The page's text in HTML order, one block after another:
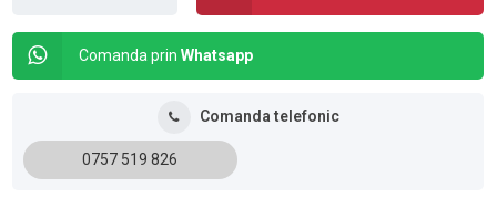
Comanda prinWhatsapp
Comanda telefonic
0757 519 826